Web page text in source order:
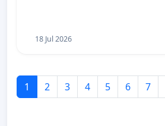
18 Jul 2026
1 2 3 4 5 6 7